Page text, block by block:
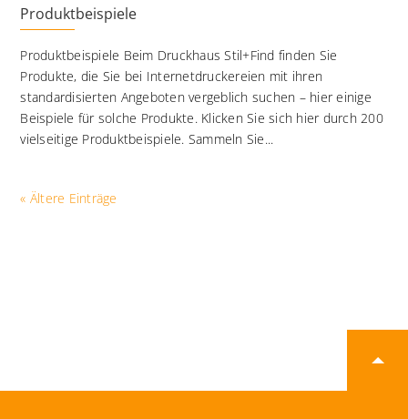
Produktbeispiele
Produktbeispiele Beim Druckhaus Stil+Find finden Sie
Produkte, die Sie bei Internetdruckereien mit ihren
standardisierten Angeboten vergeblich suchen – hier einige
Beispiele für solche Produkte. Klicken Sie sich hier durch 200
vielseitige Produktbeispiele. Sammeln Sie...
« Ältere Einträge